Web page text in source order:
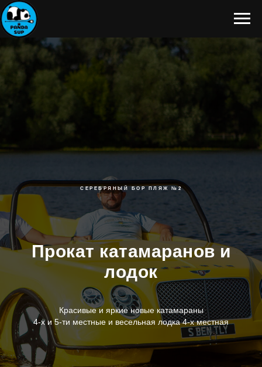
СЕРЕБРЯНЫЙ БОР ПЛЯЖ №2
Прокат катамаранов и
лодок
Красивые и яркие новые катамараны
4-х и 5-ти местные и весельная лодка 4-х местная